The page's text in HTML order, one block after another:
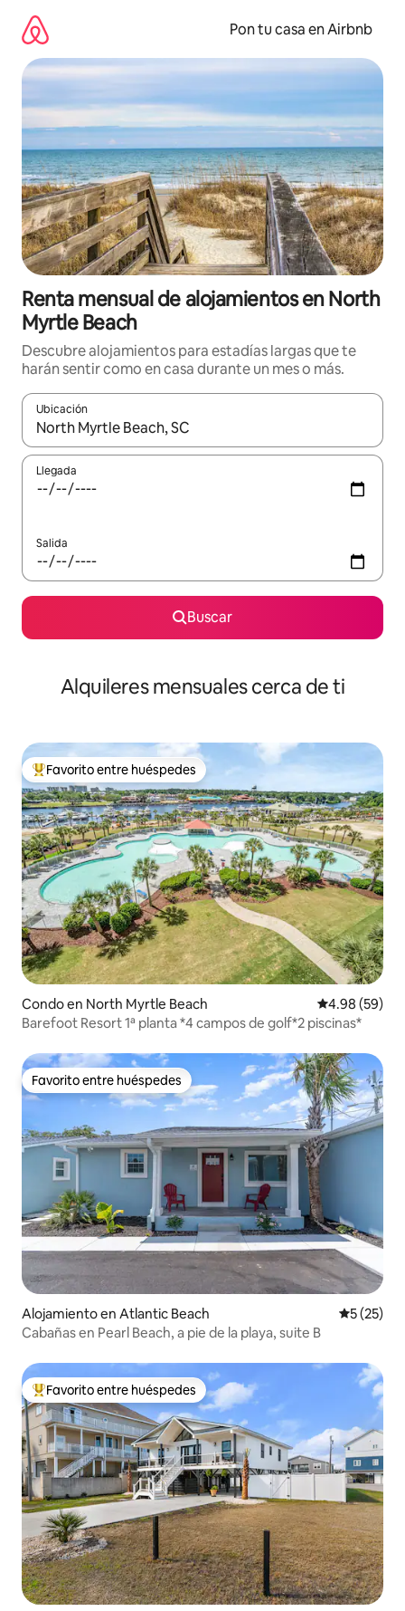
contenido
Pon tu casa en Airbnb
Renta mensual de alojamientos en North
Myrtle Beach
Descubre alojamientos para estadías largas que te
harán sentir como en casa durante un mes o más.
Ubicación
Cuando los resultados estén disponibles, navega con las
Llegada
Salida
Buscar
Alquileres mensuales cerca de ti
Favorito entre huéspedes preferido
Favorito entre huéspedes
Condo en North Myrtle Beach Calificación
4.98 (59)
Barefoot Resort 1ª planta *4 campos de golf*2 piscinas*
Favorito entre huéspedes
Favorito entre huéspedes
Alojamiento en Atlantic Beach
5 (25)
Cabañas en Pearl Beach, a pie de la playa, suite B
Favorito entre huéspedes preferido
Favorito entre huéspedes